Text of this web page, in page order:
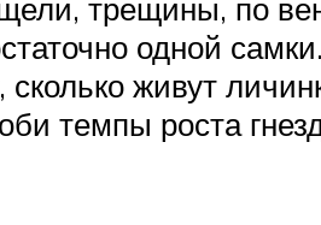
трещины, по
одной
живут
темпы роста